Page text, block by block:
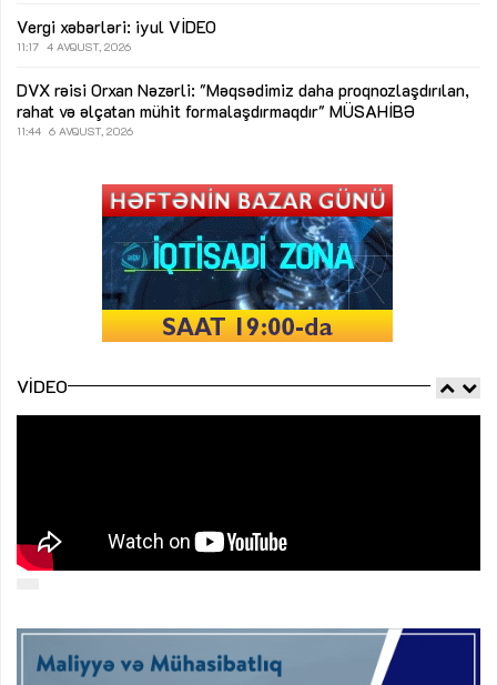
Vergi xəbərləri: iyul VİDEO
11:17 4 AVQUST, 2026
DVX rəisi Orxan Nəzərli: "Məqsədimiz daha proqnozlaşdırılan,
rahat və əlçatan mühit formalaşdırmaqdır" MÜSAHİBƏ
11:44 6 AVQUST, 2026
VIDEO